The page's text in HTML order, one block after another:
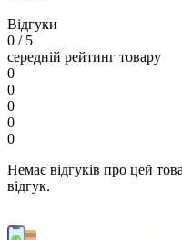
Відгуки
0 / 5
середній рейтинг товару
0
0
0
0
0
Немає відгуків про цей
відгук.